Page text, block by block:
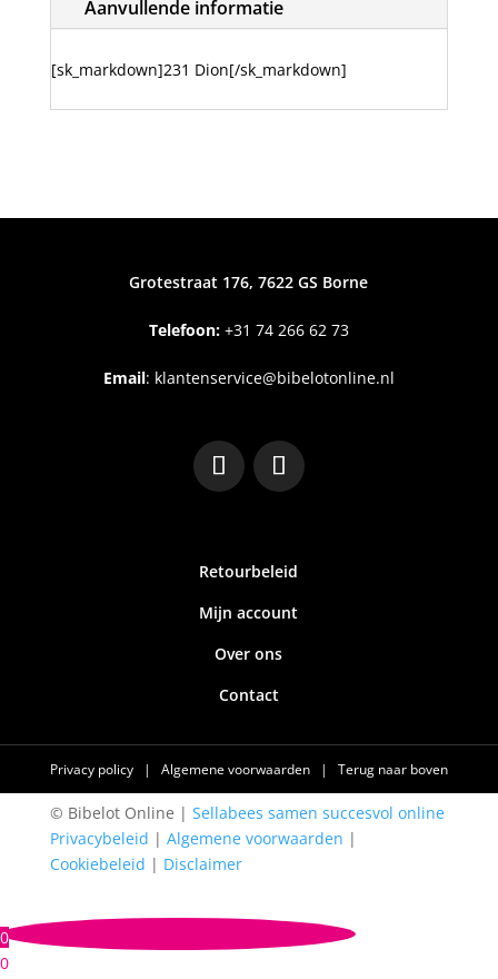
Aanvullende informatie
[sk_markdown]231 Dion[/sk_markdown]
Grotestraat 176, 7622 GS Borne
Telefoon:+31 74 266 62 73
Email: klantenservice@bibelotonline.nl
Retourbeleid
Mijn account
Over ons
Contact
Privacy policy | Algemene voorwaarden | Terug naar boven
© Bibelot Online | Sellabees samen succesvol online
Privacybeleid | Algemene voorwaarden |
Cookiebeleid | Disclaimer
0
0